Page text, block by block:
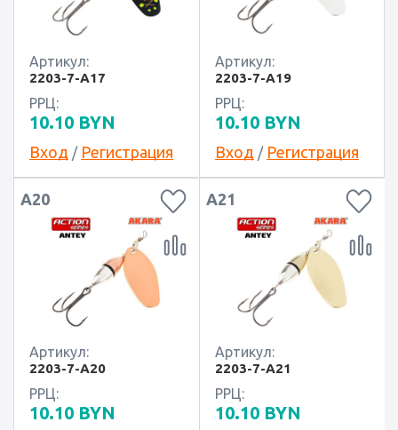
Артикул:
2203-7-A17
РРЦ:
10.10 BYN
Вход / Регистрация
Артикул:
2203-7-A19
РРЦ:
10.10 BYN
Вход / Регистрация
A20
Артикул:
2203-7-A20
РРЦ:
10.10 BYN
A21
Артикул:
2203-7-A21
РРЦ:
10.10 BYN